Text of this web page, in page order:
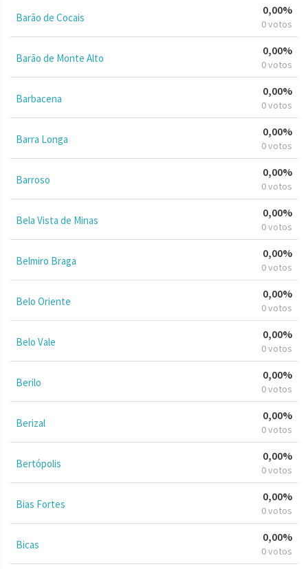
Barão de Cocais
0,00%
0 votos
Barão de Monte Alto
0,00%
0 votos
Barbacena
0,00%
0 votos
Barra Longa
0,00%
0 votos
Barroso
0,00%
0 votos
Bela Vista de Minas
0,00%
0 votos
Belmiro Braga
0,00%
0 votos
Belo Oriente
0,00%
0 votos
Belo Vale
0,00%
0 votos
Berilo
0,00%
0 votos
Berizal
0,00%
0 votos
Bertópolis
0,00%
0 votos
Bias Fortes
0,00%
0 votos
Bicas
0,00%
0 votos